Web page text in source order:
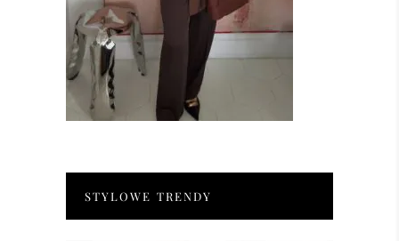
STYLOWE TRENDY